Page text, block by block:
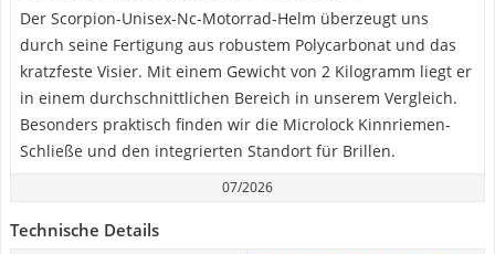
Der Scorpion-Unisex-Nc-Motorrad-Helm überzeugt uns
durch seine Fertigung aus robustem Polycarbonat und das
kratzfeste Visier. Mit einem Gewicht von 2 Kilogramm liegt er
in einem durchschnittlichen Bereich in unserem Vergleich.
Besonders praktisch finden wir die Microlock Kinnriemen-
Schließe und den integrierten Standort für Brillen.
07/2026
Technische Details